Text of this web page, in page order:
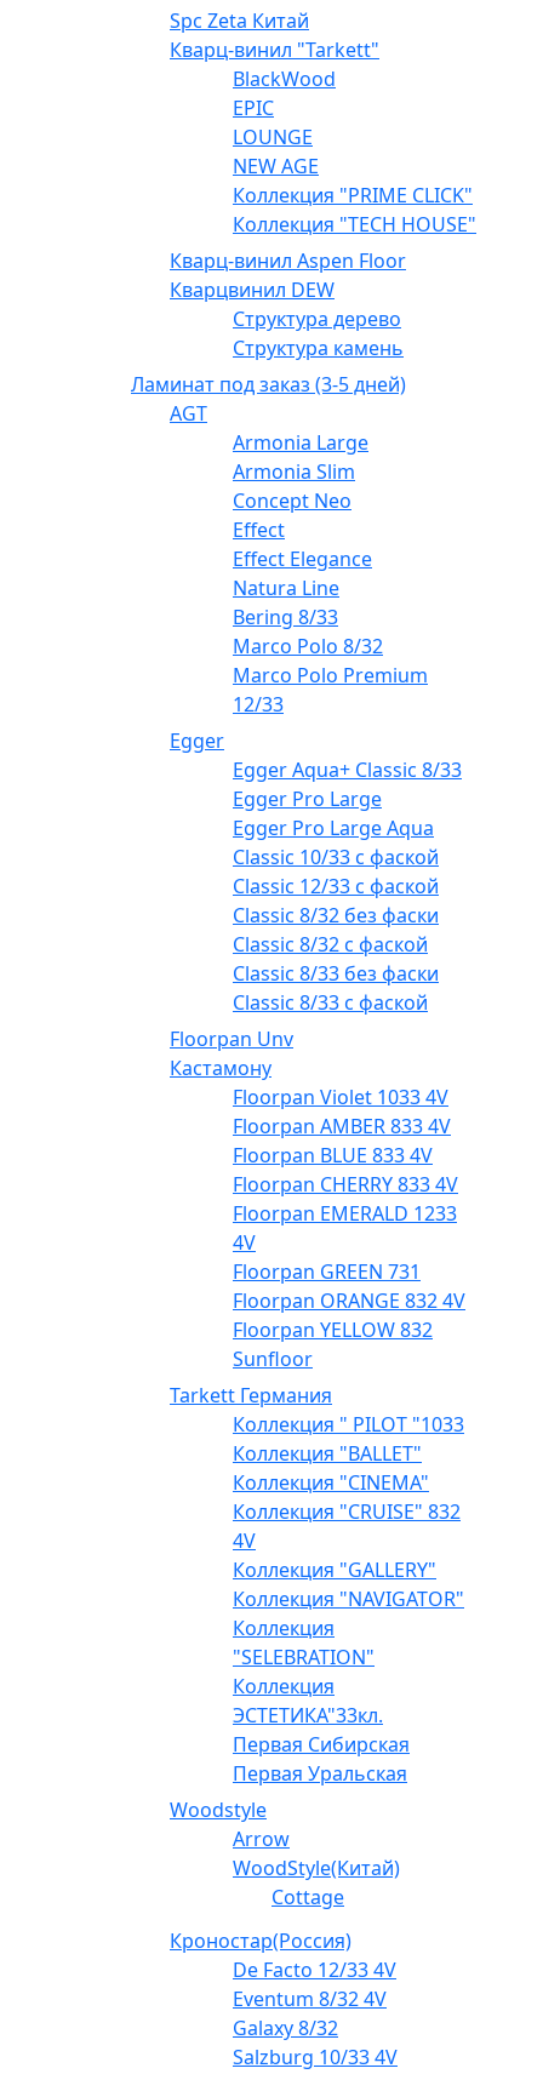
Spc Zeta Китай
Кварц-винил "Tarkett"
BlackWood
EPIC
LOUNGE
NEW AGE
Коллекция "PRIME CLICK"
Коллекция "TECH HOUSE"
Кварц-винил Aspen Floor
Кварцвинил DEW
Структура дерево
Структура камень
Ламинат под заказ (3-5 дней)
AGT
Armonia Large
Armonia Slim
Concept Neo
Effect
Effect Elegance
Natura Line
Bering 8/33
Marco Polo 8/32
Marco Polo Premium
12/33
Egger
Egger Aqua+ Classic 8/33
Egger Pro Large
Egger Pro Large Aqua
Classic 10/33 с фаской
Classic 12/33 с фаской
Classic 8/32 без фаски
Classic 8/32 с фаской
Classic 8/33 без фаски
Classic 8/33 с фаской
Floorpan Unv
Кастамону
Floorpan Violet 1033 4V
Floorpan AMBER 833 4V
Floorpan BLUE 833 4V
Floorpan CHERRY 833 4V
Floorpan EMERALD 1233
4V
Floorpan GREEN 731
Floorpan ORANGE 832 4V
Floorpan YELLOW 832
Sunfloor
Tarkett Германия
Коллекция " PILOT "1033
Коллекция "BALLET"
Коллекция "CINEMA"
Коллекция "CRUISE" 832
4V
Коллекция "GALLERY"
Коллекция "NAVIGATOR"
Коллекция
"SELEBRATION"
Коллекция
ЭСТЕТИКА"33кл.
Первая Сибирская
Первая Уральская
Woodstyle
Arrow
WoodStyle(Китай)
Cottage
Кроностар(Россия)
De Facto 12/33 4V
Eventum 8/32 4V
Galaxy 8/32
Salzburg 10/33 4V